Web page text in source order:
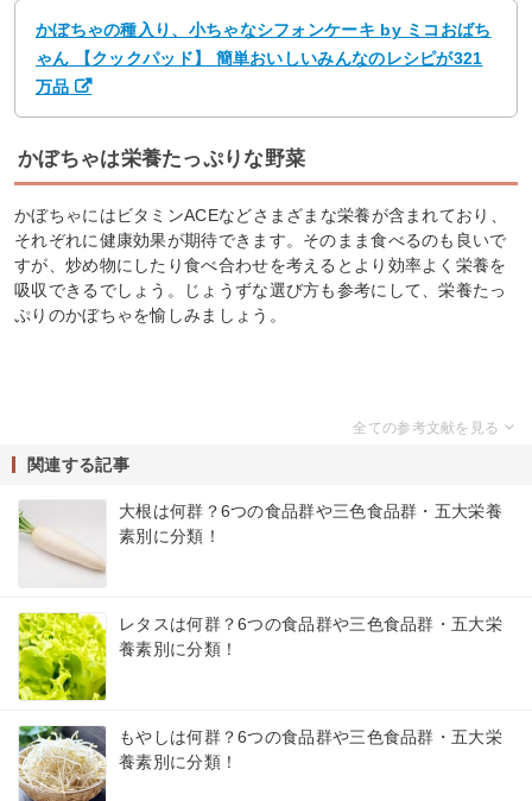
かぼちゃの種入り、小ちゃなシフォンケーキ by ミコおばち
ゃん 【クックパッド】 簡単おいしいみんなのレシピが321
万品
かぼちゃは栄養たっぷりな野菜
かぼちゃにはビタミンACEなどさまざまな栄養が含まれており、
それぞれに健康効果が期待できます。そのまま食べるのも良いで
すが、炒め物にしたり食べ合わせを考えるとより効率よく栄養を
吸収できるでしょう。じょうずな選び方も参考にして、栄養たっ
ぷりのかぼちゃを愉しみましょう。
関連する記事
大根は何群？6つの食品群や三色食品群・五大栄養
素別に分類！
レタスは何群？6つの食品群や三色食品群・五大栄
養素別に分類！
もやしは何群？6つの食品群や三色食品群・五大栄
養素別に分類！